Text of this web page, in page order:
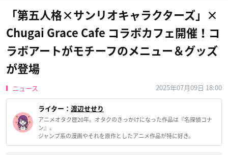
「第五人格×サンリオキャラクターズ」×
Chugai Grace Cafe コラボカフェ開催！コ
ラボアートがモチーフのメニュー＆グッズ
が登場
ニュース 2025年07月09日 18:00
ライター： 渡辺せせり
アニメオタク歴20年。オタクのきっかけになった作品は『名探偵コナ
ン』。
ジャンプ系の漫画やそれを原作としたアニメ作品が特に好き。